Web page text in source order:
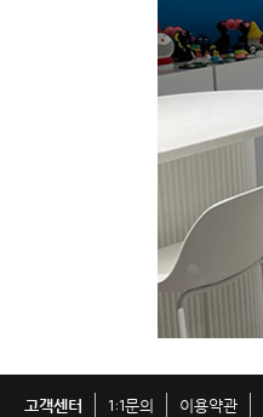
고객센터 1:1문의 이용약관